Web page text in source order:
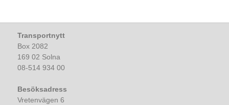
Transportnytt
Box 2082
169 02 Solna
08-514 934 00
Besöksadress
Vretenvägen 6